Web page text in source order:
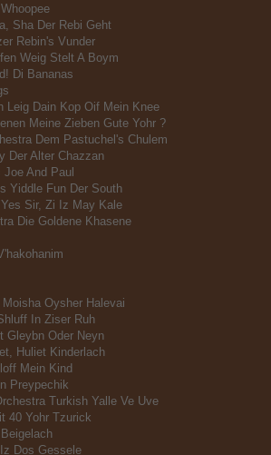
Sha Der Rebi Geht
Rebin's Vunder
Weig Stelt A Boym
Di Bananas
Leig Dain Kop Oif Mein Knee
Meine Zieben Gute Yohr ?
Dem Pastuchel's Chulem
Der Alter Chazzan
Joe And Paul
Yiddle Fun Der South
Sir, Zi Iz May Kale
Die Goldene Khasene
Oysher Halevai
In Ziser Ruh
Gleybn Oder Neyn
Huliet Kinderlach
Mein Kind
Preypechik
Turkish Yalle Ve Uve
40 Yohr Tzurick
Dos Gessele